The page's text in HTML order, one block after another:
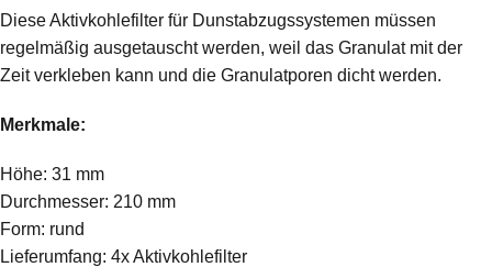
Diese Aktivkohlefilter für Dunstabzugssystemen müssen
regelmäßig ausgetauscht werden, weil das Granulat mit der
Zeit verkleben kann und die Granulatporen dicht werden.
Merkmale:
Höhe: 31 mm
Durchmesser: 210 mm
Form: rund
Lieferumfang: 4x Aktivkohlefilter